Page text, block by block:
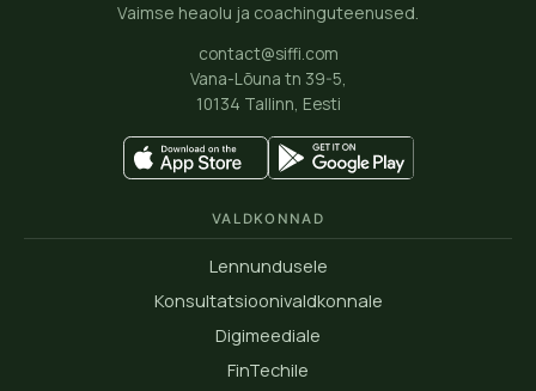
Vaimse heaolu ja coachinguteenused.
contact@siffi.com
Vana-Lõuna tn 39-5,
10134 Tallinn, Eesti
VALDKONNAD
Lennundusele
Konsultatsioonivaldkonnale
Digimeediale
FinTechile